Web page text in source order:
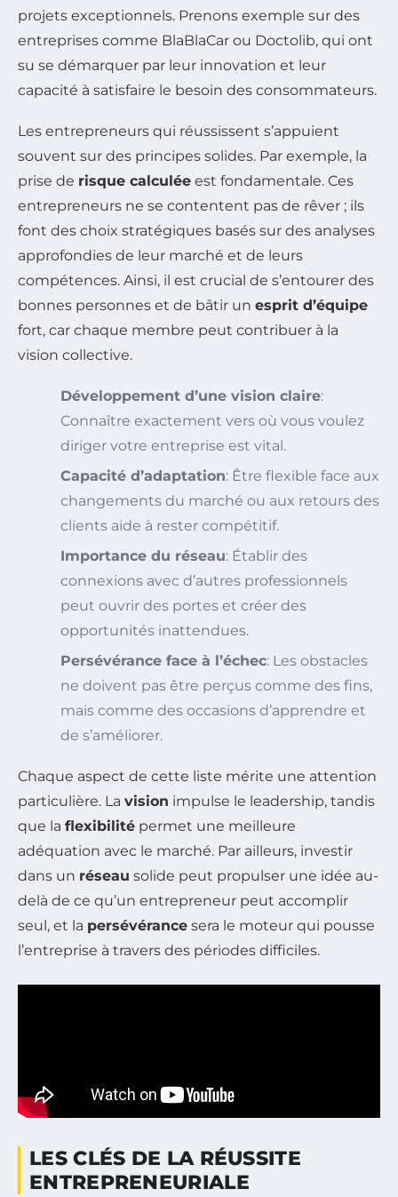
projets exceptionnels. Prenons exemple sur des
entreprises comme BlaBlaCar ou Doctolib, qui ont
su se démarquer par leur innovation et leur
capacité à satisfaire le besoin des consommateurs.
Les entrepreneurs qui réussissent s’appuient
souvent sur des principes solides. Par exemple, la
prise de risque calculée est fondamentale. Ces
entrepreneurs ne se contentent pas de rêver ; ils
font des choix stratégiques basés sur des analyses
approfondies de leur marché et de leurs
compétences. Ainsi, il est crucial de s’entourer des
bonnes personnes et de bâtir un esprit d’équipe
fort, car chaque membre peut contribuer à la
vision collective.
Développement d’une vision claire:
Connaître exactement vers où vous voulez
diriger votre entreprise est vital.
Capacité d’adaptation: Être flexible face aux
changements du marché ou aux retours des
clients aide à rester compétitif.
Importance du réseau: Établir des
connexions avec d’autres professionnels
peut ouvrir des portes et créer des
opportunités inattendues.
Persévérance face à l’échec: Les obstacles
ne doivent pas être perçus comme des fins,
mais comme des occasions d’apprendre et
de s’améliorer.
Chaque aspect de cette liste mérite une attention
particulière. La vision impulse le leadership, tandis
que la flexibilité permet une meilleure
adéquation avec le marché. Par ailleurs, investir
dans un réseau solide peut propulser une idée au-
delà de ce qu’un entrepreneur peut accomplir
seul, et la persévérance sera le moteur qui pousse
l’entreprise à travers des périodes difficiles.
LES CLÉS DE LA RÉUSSITE
ENTREPRENEURIALE